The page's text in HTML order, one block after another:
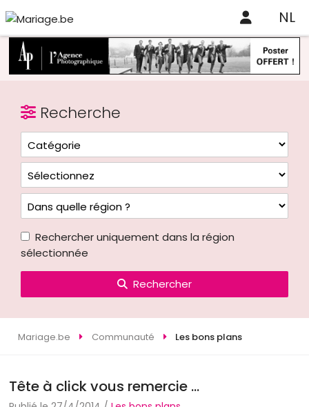
NL
Recherche
Rechercher uniquement dans la région
sélectionnée
Rechercher
Mariage.be Communauté Les bons plans
Tête à click vous remercie ...